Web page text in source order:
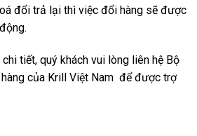
đổi trả lại thì việc đổi hàng sẽ được
tiết, quý khách vui lòng liên hệ Bộ
của Krill Việt Nam để được trợ